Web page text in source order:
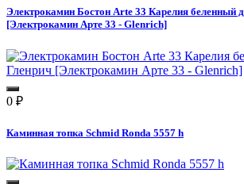
Электрокамин Бостон Arte 33 Карелия беленный
[Электрокамин Арте 33 - Glenrich]
0 ₽
Каминная топка Schmid Ronda 5557 h